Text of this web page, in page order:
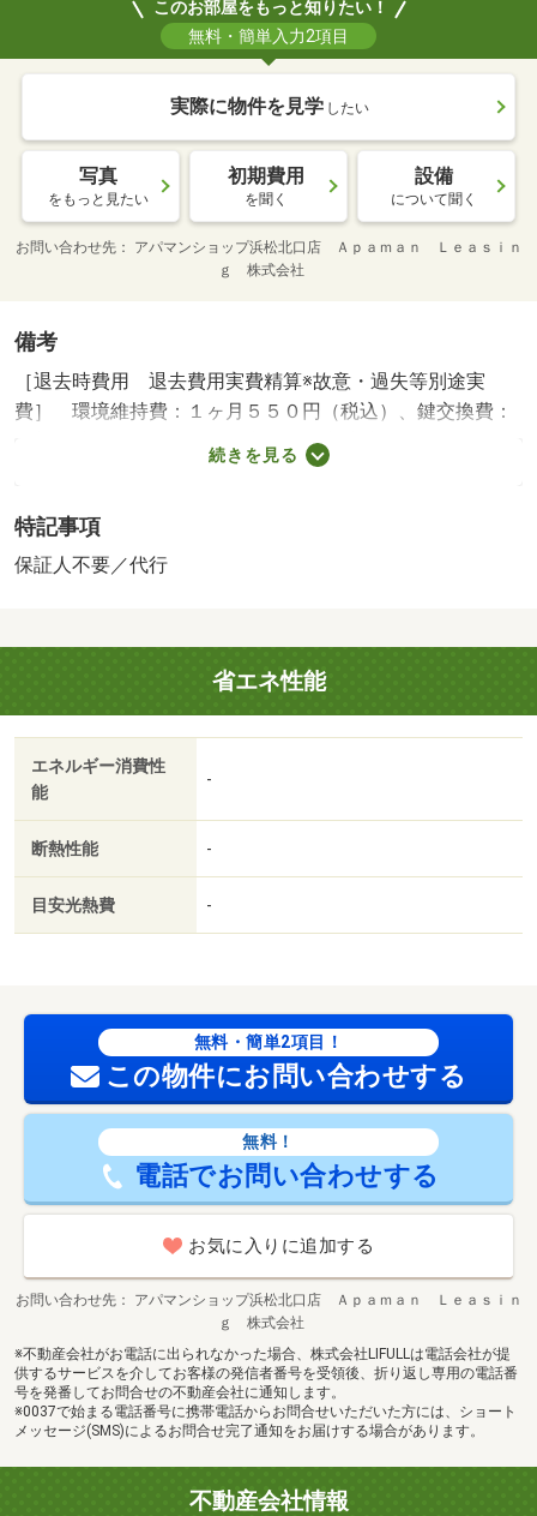
このお部屋をもっと知りたい！
無料・簡単入力2項目
実際に物件を見学 したい
写真
をもっと見たい
初期費用
を聞く
設備
について聞く
お問い合わせ先
アパマンショップ浜松北口店 Ａｐａｍａｎ Ｌｅａｓｉｎ
ｇ 株式会社
備考
［退去時費用 退去費用実費精算※故意・過失等別途実
費］ 環境維持費：１ヶ月５５０円（税込）、鍵交換費：
ご契約時１６５００円（税込）、退去時清掃費：５２２５
０円（税込）、インターネット利用料：有料、更新手数
特記事項備考】ペット不可・ルームシェア不可/賃貸戸
数:10戸
続きを見る
特記事項
保証人不要／代行
省エネ性能
エネルギー消費性
能
-
断熱性能 -
目安光熱費 -
無料・簡単2項目！
この物件にお問い合わせする
無料！
電話でお問い合わせする
お気に入りに追加する
お問い合わせ先
アパマンショップ浜松北口店 Ａｐａｍａｎ Ｌｅａｓｉｎ
ｇ 株式会社
※不動産会社がお電話に出られなかった場合、株式会社LIFULLは電話会社が提
供するサービスを介してお客様の発信者番号を受領後、折り返し専用の電話番
号を発番してお問合せの不動産会社に通知します。
※0037で始まる電話番号に携帯電話からお問合せいただいた方には、ショート
メッセージ(SMS)によるお問合せ完了通知をお届けする場合があります。
不動産会社情報